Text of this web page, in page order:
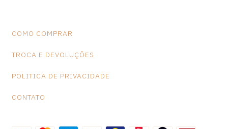
COMO COMPRAR
TROCA E DEVOLUÇÕES
POLITICA DE PRIVACIDADE
CONTATO